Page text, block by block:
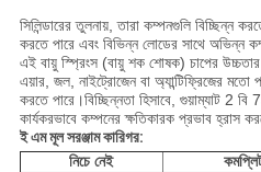
সিলিন্ডারের তুলনায়, তারা কম্পনগুলি বিচ্ছিন্ন
করতে পারে এবং বিভিন্ন লোডের সাথে অভিন্ন
এই বায়ু স্প্রিংস (বায়ু শক শোষক) চাপের
এয়ার, জল, নাইট্রোজেন বা অ্যান্টিফ্রিজের মতো
করতে পারে।বিচ্ছিন্নতা হিসাবে, গুয়াম্যাট
কার্যকরভাবে কম্পনের ক্ষতিকারক প্রভাব হ্রাস
ই এম মূল সরঞ্জাম কারিগর:
নিচে নেই